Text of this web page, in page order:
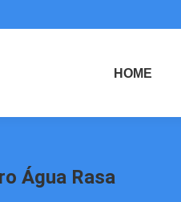
HOME
Água Rasa